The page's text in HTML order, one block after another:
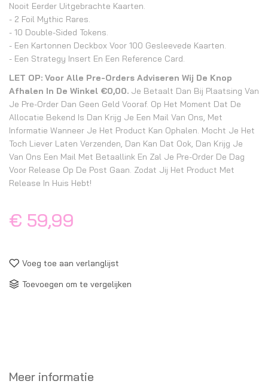
Nooit Eerder Uitgebrachte Kaarten.
- 2 Foil Mythic Rares.
- 10 Double-Sided Tokens.
- Een Kartonnen Deckbox Voor 100 Gesleevede Kaarten.
- Een Strategy Insert En Een Reference Card.
LET OP: Voor Alle Pre-Orders Adviseren Wij De Knop
Afhalen In De Winkel €0,00. Je Betaalt Dan Bij Plaatsing Van
Je Pre-Order Dan Geen Geld Vooraf. Op Het Moment Dat De
Allocatie Bekend Is Dan Krijg Je Een Mail Van Ons, Met
Informatie Wanneer Je Het Product Kan Ophalen. Mocht Je Het
Toch Liever Laten Verzenden, Dan Kan Dat Ook, Dan Krijg Je
Van Ons Een Mail Met Betaallink En Zal Je Pre-Order De Dag
Voor Release Op De Post Gaan. Zodat Jij Het Product Met
Release In Huis Hebt!
€ 59,99
Voeg toe aan verlanglijst
Toevoegen om te vergelijken
Meer informatie